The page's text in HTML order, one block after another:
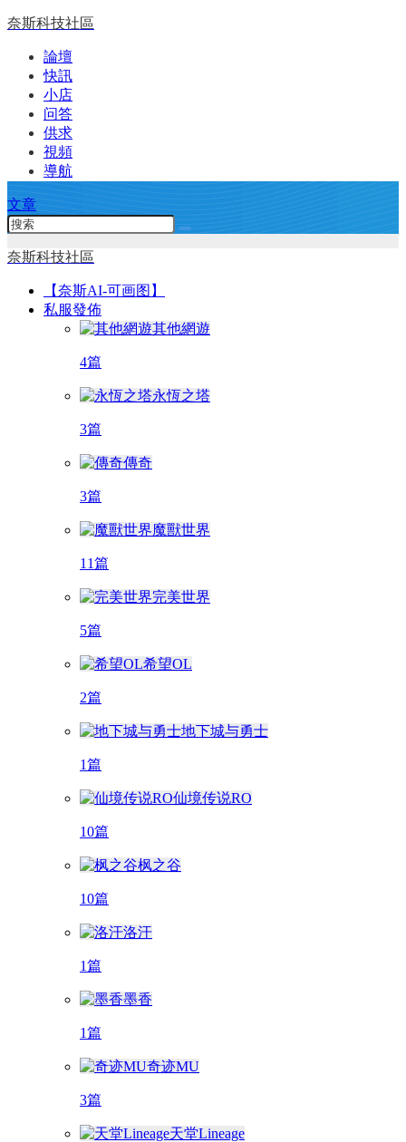
奈斯科技社區
論壇
快訊
小店
问答
供求
視頻
導航
文章
奈斯科技社區
【奈斯AI-可画图】
私服發佈
其他網遊
4篇
永恆之塔
3篇
傳奇
3篇
魔獸世界
11篇
完美世界
5篇
希望OL
2篇
地下城与勇士
1篇
仙境传说RO
10篇
枫之谷
10篇
洛汗
1篇
墨香
1篇
奇迹MU
3篇
天堂Lineage